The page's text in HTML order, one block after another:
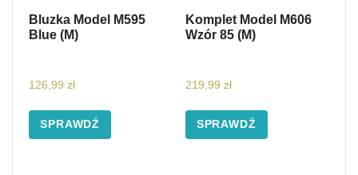
Bluzka Model M595
Blue (M)
126,99 zł
SPRAWDŹ
Komplet Model M606
Wzór 85 (M)
219,99 zł
SPRAWDŹ